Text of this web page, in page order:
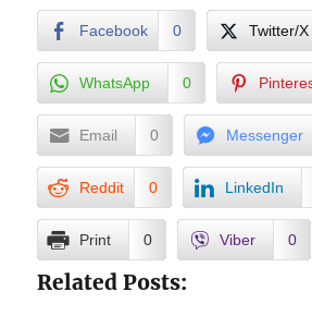
Facebook 0 Twitter/X
WhatsApp 0
Email 0 Messenger
Reddit 0 LinkedIn
Print 0 Viber 0
Related Posts: